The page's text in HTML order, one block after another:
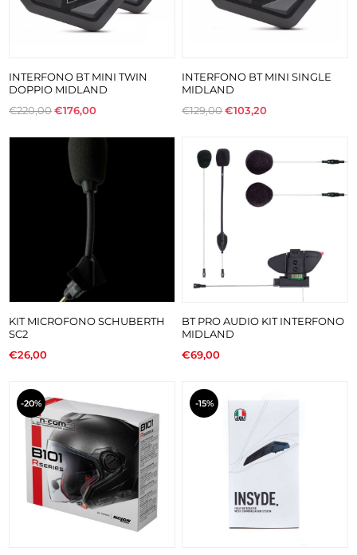
INTERFONO BT MINI TWIN
DOPPIO MIDLAND
€220,00€176,00
INTERFONO BT MINI SINGLE
MIDLAND
€129,00€103,20
KIT MICROFONO SCHUBERTH
SC2
€26,00
BT PRO AUDIO KIT INTERFONO
MIDLAND
€69,00
-20% -15%